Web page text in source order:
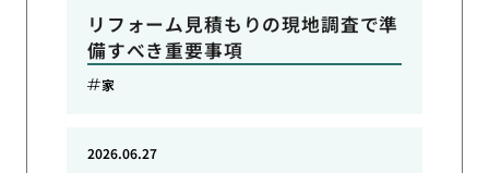
リフォーム見積もりの現地調査で準
備すべき重要事項
家
2026.06.27